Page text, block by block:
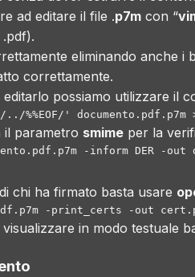
ad editare il file .p7mcon “
eliminando anche i
correttamente.
possiamo utilizzare il
' documento.pdf.p7m
parametro smimeper la
-inform DER -out
chi ha firmato basta usare
-print_certs -out
in modo testuale